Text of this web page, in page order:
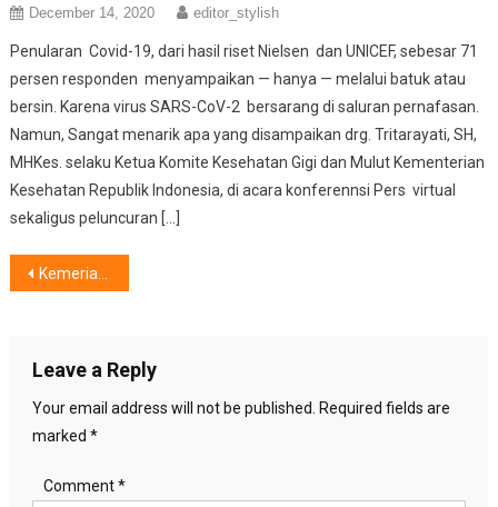
December 14, 2020 editor_stylish
Penularan Covid-19, dari hasil riset Nielsen dan UNICEF, sebesar 71
persen responden menyampaikan — hanya — melalui batuk atau
bersin. Karena virus SARS-CoV-2 bersarang di saluran pernafasan.
Namun, Sangat menarik apa yang disampaikan drg. Tritarayati, SH,
MHKes. selaku Ketua Komite Kesehatan Gigi dan Mulut Kementerian
Kesehatan Republik Indonesia, di acara konferennsi Pers virtual
sekaligus peluncuran […]
Post
Kemeriahan Acara Promag dan IDI,Guncang 43 Kota di Indonesia
Leave a Reply
Your email address will not be published.
Required fields are
marked *
Comment*